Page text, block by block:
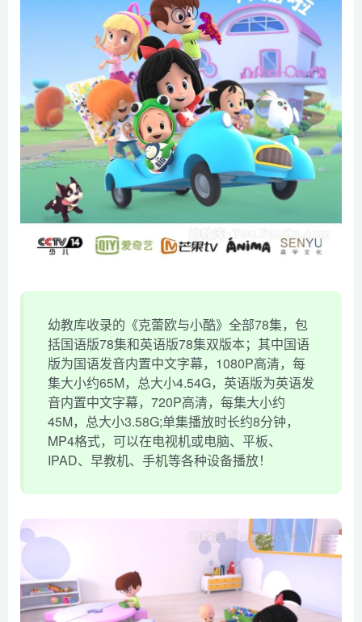
幼教库收录的《克蕾欧与小酷》全部78集，包
括国语版78集和英语版78集双版本；其中国语
版为国语发音内置中文字幕，1080P高清，每
集大小约65M，总大小4.54G，英语版为英语发
音内置中文字幕，720P高清，每集大小约
45M，总大小3.58G;单集播放时长约8分钟，
MP4格式，可以在电视机或电脑、平板、
IPAD、早教机、手机等各种设备播放！